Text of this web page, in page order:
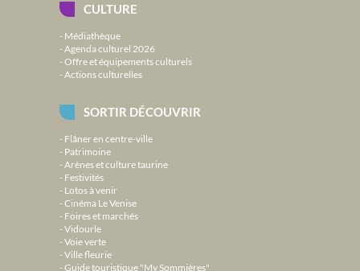
CULTURE
Médiathèque
Agenda culturel 2026
Offre et équipements culturels
Actions culturelles
SORTIR DÉCOUVRIR
Flâner en centre-ville
Patrimoine
Arènes et culture taurine
Festivités
Lotos à venir
Cinéma Le Venise
Foires et marchés
Vidourle
Voie verte
Ville fleurie
Guide touristique "My Sommières"